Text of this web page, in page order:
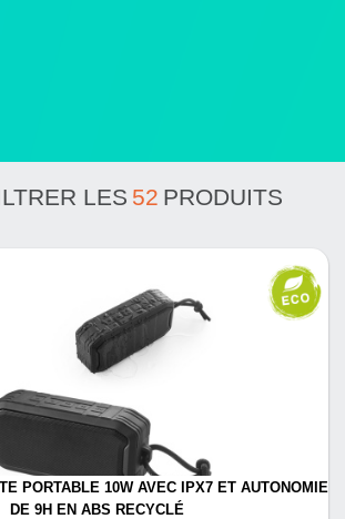
LES 52 PRODUITS
PORTABLE 10W AVEC IPX7 ET AUTONOMIE
DE 9H EN ABS RECYCLÉ